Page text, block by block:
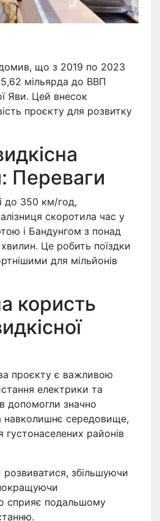
що з 2019 по 2023
мільярда до ВВП
Яви. Цей внесок
проєкту для розвитку
Переваги
до 350 км/год,
скоротила час у
і Бандунгом з понад
Це робить поїздки
для мільйонів
користь
проєкту є важливою
електрики та
допомогли значно
навколишнє середовище,
районів
збільшуючи
покращуючи
сприяє подальшому